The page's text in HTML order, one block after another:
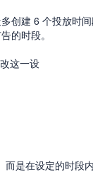
创建 6 个投放时间
的时段。
这一设
是在设定的时段